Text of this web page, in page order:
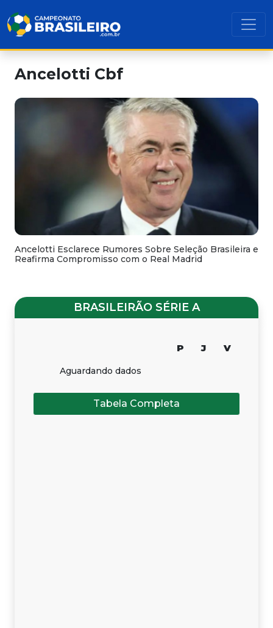
Ancelotti Cbf
Ancelotti Esclarece Rumores Sobre Seleção Brasileira e
Reafirma Compromisso com o Real Madrid
BRASILEIRÃO SÉRIE A
P J V
Aguardando dados
Tabela Completa